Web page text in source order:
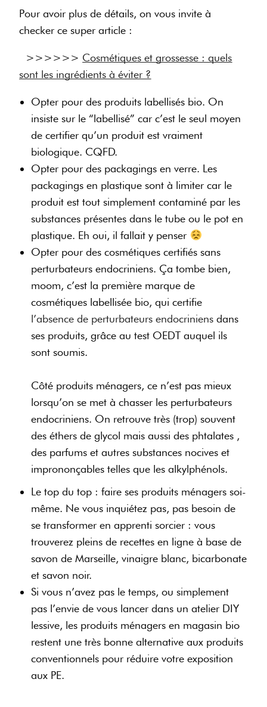
Pour avoir plus de détails, on vous invite à
checker ce super article :
>>>>>> Cosmétiques et grossesse : quels
sont les ingrédients à éviter ?
Opter pour des produits labellisés bio. On
insiste sur le “labellisé” car c’est le seul moyen
de certifier qu’un produit est vraiment
biologique. CQFD.
Opter pour des packagings en verre. Les
packagings en plastique sont à limiter car le
produit est tout simplement contaminé par les
substances présentes dans le tube ou le pot en
plastique. Eh oui, il fallait y penser
Opter pour des cosmétiques certifiés sans
perturbateurs endocriniens. Ça tombe bien,
moom, c’est la première marque de
cosmétiques labellisée bio, qui certifie
l’absence de perturbateurs endocriniens dans
ses produits, grâce au test OEDT auquel ils
sont soumis.
Côté produits ménagers, ce n’est pas mieux
lorsqu’on se met à chasser les perturbateurs
endocriniens. On retrouve très (trop) souvent
des éthers de glycol mais aussi des phtalates ,
des parfums et autres substances nocives et
imprononçables telles que les alkylphénols.
Le top du top : faire ses produits ménagers soi-
même. Ne vous inquiétez pas, pas besoin de
se transformer en apprenti sorcier : vous
trouverez pleins de recettes en ligne à base de
savon de Marseille, vinaigre blanc, bicarbonate
et savon noir.
Si vous n’avez pas le temps, ou simplement
pas l’envie de vous lancer dans un atelier DIY
lessive, les produits ménagers en magasin bio
restent une très bonne alternative aux produits
conventionnels pour réduire votre exposition
aux PE.